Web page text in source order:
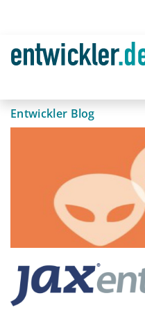
Entwickler Blog